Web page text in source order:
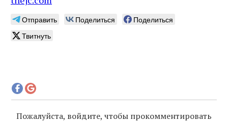
Отправить Поделиться
Поделиться
Твитнуть
Пожалуйста, войдите, чтобы прокомментировать